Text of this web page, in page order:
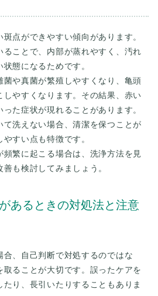
点ができやすい傾向があります。
ることで、内部が蒸れやすく、汚れ
態になるためです。
菌や真菌が繁殖しやすくなり、亀頭
しやすくなります。その結果、赤い
た症状が現れることがあります。
て洗えない場合、清潔を保つことが
すい点も特徴です。
繁に起こる場合は、洗浄方法を見
も検討してみましょう。
あるときの対処法と注意
、自己判断で対処するのではな
取ることが大切です。誤ったケアを
り、長引いたりすることもありま